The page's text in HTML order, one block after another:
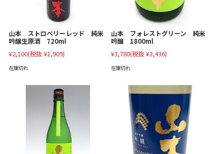
山本 ストロベリーレッド 純米
吟醸生原酒 720ml
¥2,100(税抜 ¥1,909)
在庫切れ
山本 フォレストグリーン 純米
吟醸 1800ml
¥3,780(税抜 ¥3,436)
在庫切れ